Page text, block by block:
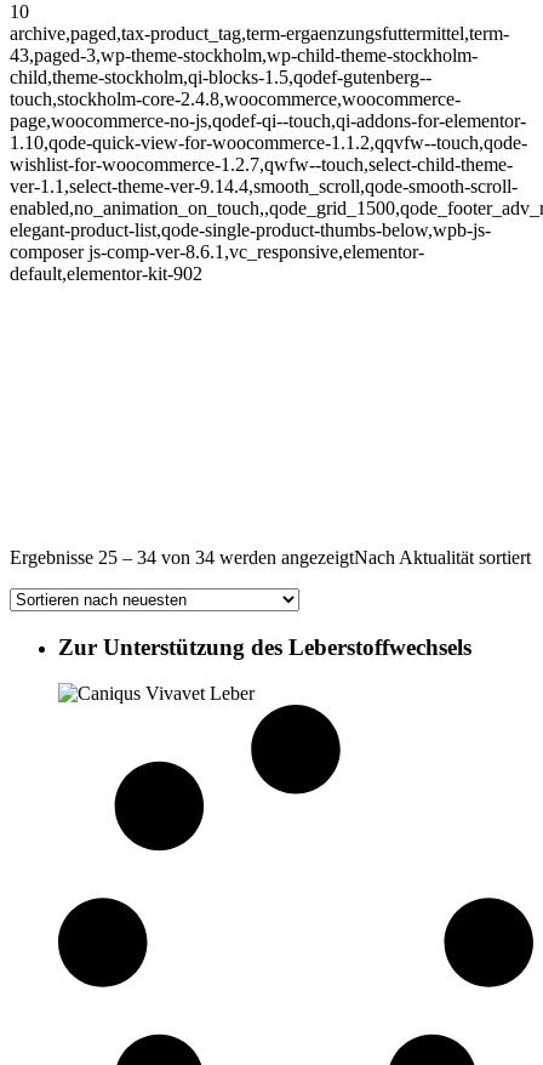
10
archive,paged,tax-product_tag,term-ergaenzungsfuttermittel,term-
43,paged-3,wp-theme-stockholm,wp-child-theme-stockholm-
child,theme-stockholm,qi-blocks-1.5,qodef-gutenberg--
touch,stockholm-core-2.4.8,woocommerce,woocommerce-
page,woocommerce-no-js,qodef-qi--touch,qi-addons-for-elementor-
1.10,qode-quick-view-for-woocommerce-1.1.2,qqvfw--touch,qode-
wishlist-for-woocommerce-1.2.7,qwfw--touch,select-child-theme-
ver-1.1,select-theme-ver-9.14.4,smooth_scroll,qode-smooth-scroll-
elegant-product-list,qode-single-product-thumbs-below,wpb-js-
composer js-comp-ver-8.6.1,vc_responsive,elementor-
default,elementor-kit-902
Ergebnisse 25 – 34 von 34 werden angezeigtNach Aktualität sortiert
Zur Unterstützung des Leberstoffwechsels